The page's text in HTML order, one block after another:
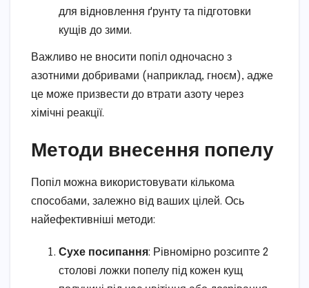
для відновлення ґрунту та підготовки
кущів до зими.
Важливо не вносити попіл одночасно з
азотними добривами (наприклад, гноєм), адже
це може призвести до втрати азоту через
хімічні реакції.
Методи внесення попелу
Попіл можна використовувати кількома
способами, залежно від ваших цілей. Ось
найефективніші методи:
Сухе посипання: Рівномірно розсипте 2
столові ложки попелу під кожен кущ